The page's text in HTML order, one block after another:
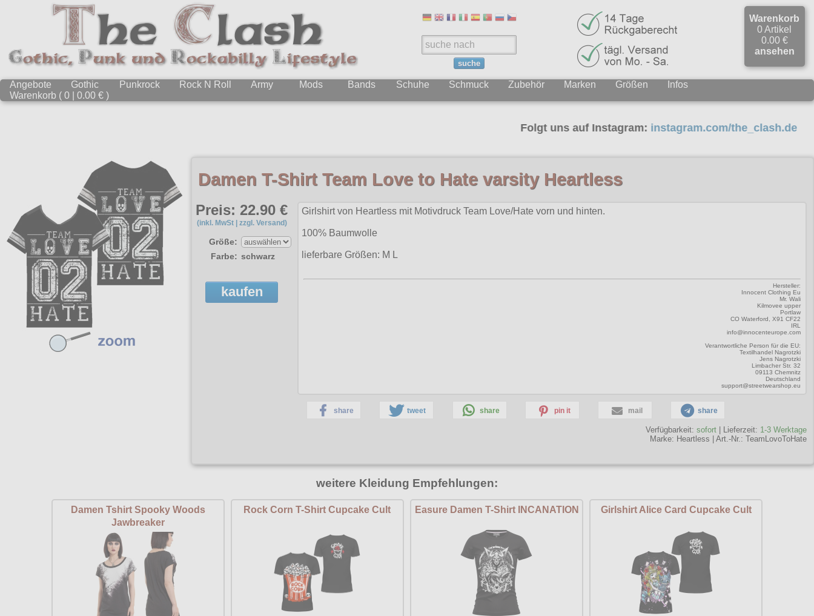
suche
Warenkorb
0 Artikel
0.00 €
ansehen
Angebote Gothic Punkrock Rock N Roll Army Mods Bands Schuhe Schmuck Zubehör Marken Größen
Infos
Warenkorb ( 0 | 0.00 € )
Folgt uns auf Instagram:instagram.com/the_clash.de
Damen T-Shirt Team Love to Hate varsity Heartless
Preis: 22.90 €
(inkl. MwSt | zzgl. Versand)
Größe:
Farbe: schwarz
kaufen
Girlshirt von Heartless mit Motivdruck Team Love/Hate vorn und hinten.
100% Baumwolle
lieferbare Größen: M L
Hersteller:
Innocent Clothing Eu
Mr. Wali
Kilmovee upper
Portlaw
CO Waterford, X91 CF22
IRL
info@innocenteurope.com
Verantwortliche Person für die EU:
Textilhandel Nagrotzki
Jens Nagrotzki
Limbacher Str. 32
09113 Chemnitz
Deutschland
support@streetwearshop.eu
share tweet share pin it mail share
Verfügbarkeit: sofort | Lieferzeit: 1-3 Werktage
Marke: Heartless Art.-Nr.: TeamLovoToHate
weitere Kleidung Empfehlungen:
Damen Tshirt Spooky Woods
Jawbreaker
Rock Corn T-Shirt Cupcake Cult Easure Damen T-Shirt INCANATION Girlshirt Alice Card Cupcake Cult